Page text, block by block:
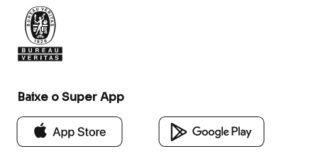
Baixe o Super App